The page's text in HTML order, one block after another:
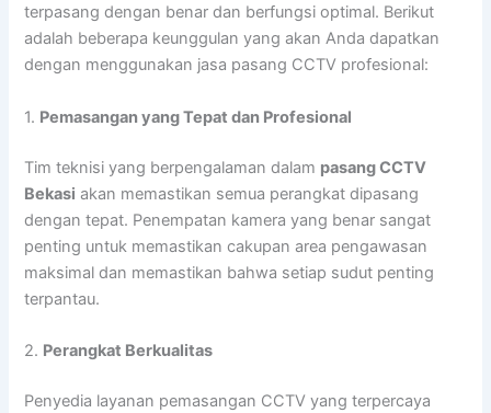
terpasang dengan benar dan berfungsi optimal. Berikut
adalah beberapa keunggulan yang akan Anda dapatkan
dengan menggunakan jasa pasang CCTV profesional:
1. Pemasangan yang Tepat dan Profesional
Tim teknisi yang berpengalaman dalam pasang CCTV
Bekasi akan memastikan semua perangkat dipasang
dengan tepat. Penempatan kamera yang benar sangat
penting untuk memastikan cakupan area pengawasan
maksimal dan memastikan bahwa setiap sudut penting
terpantau.
2. Perangkat Berkualitas
Penyedia layanan pemasangan CCTV yang terpercaya